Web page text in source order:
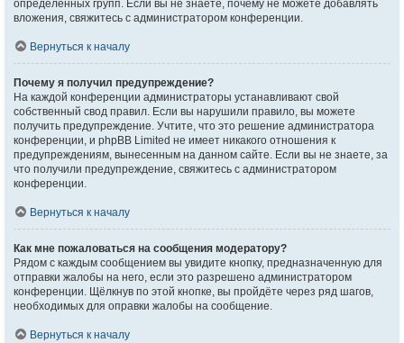
определённых групп. Если вы не знаете, почему не можете добавлять
вложения, свяжитесь с администратором конференции.
Вернуться к началу
Почему я получил предупреждение?
На каждой конференции администраторы устанавливают свой
собственный свод правил. Если вы нарушили правило, вы можете
получить предупреждение. Учтите, что это решение администратора
конференции, и phpBB Limited не имеет никакого отношения к
предупреждениям, вынесенным на данном сайте. Если вы не знаете, за
что получили предупреждение, свяжитесь с администратором
конференции.
Вернуться к началу
Как мне пожаловаться на сообщения модератору?
Рядом с каждым сообщением вы увидите кнопку, предназначенную для
отправки жалобы на него, если это разрешено администратором
конференции. Щёлкнув по этой кнопке, вы пройдёте через ряд шагов,
необходимых для оправки жалобы на сообщение.
Вернуться к началу